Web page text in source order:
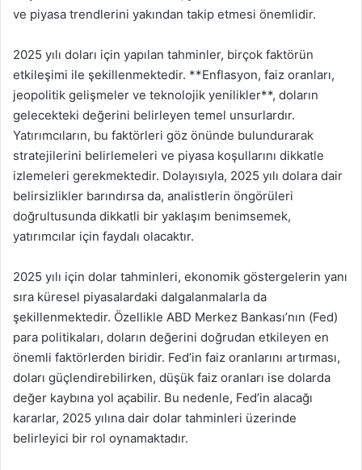
ve piyasa trendlerini yakından takip etmesi önemlidir.
2025 yılı doları için yapılan tahminler, birçok faktörün
etkileşimi ile şekillenmektedir. **Enflasyon, faiz oranları,
jeopolitik gelişmeler ve teknolojik yenilikler**, doların
gelecekteki değerini belirleyen temel unsurlardır.
Yatırımcıların, bu faktörleri göz önünde bulundurarak
stratejilerini belirlemeleri ve piyasa koşullarını dikkatle
izlemeleri gerekmektedir. Dolayısıyla, 2025 yılı dolara dair
belirsizlikler barındırsa da, analistlerin öngörüleri
doğrultusunda dikkatli bir yaklaşım benimsemek,
yatırımcılar için faydalı olacaktır.
2025 yılı için dolar tahminleri, ekonomik göstergelerin yanı
sıra küresel piyasalardaki dalgalanmalarla da
şekillenmektedir. Özellikle ABD Merkez Bankası’nın (Fed)
para politikaları, doların değerini doğrudan etkileyen en
önemli faktörlerden biridir. Fed’in faiz oranlarını artırması,
doları güçlendirebilirken, düşük faiz oranları ise dolarda
değer kaybına yol açabilir. Bu nedenle, Fed’in alacağı
kararlar, 2025 yılına dair dolar tahminleri üzerinde
belirleyici bir rol oynamaktadır.